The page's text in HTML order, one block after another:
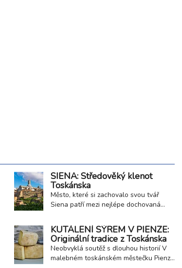
SIENA: Středověký klenot
Toskánska
Město, které si zachovalo svou tvář
Siena patří mezi nejlépe dochovaná
kopcovité krajině Toskánska a už při
prvním pohledu zaujme svou cihlovou
architekturou a harmonickým
uspořádáním. Historické centrum bylo v
roce 1995 zapsáno na seznam UNESCO
KUTÁLENÍ SÝREM V PIENZE:
Originální tradice z Toskánska
Neobvyklá soutěž s dlouhou historií V
malebném toskánském městečku Pienza